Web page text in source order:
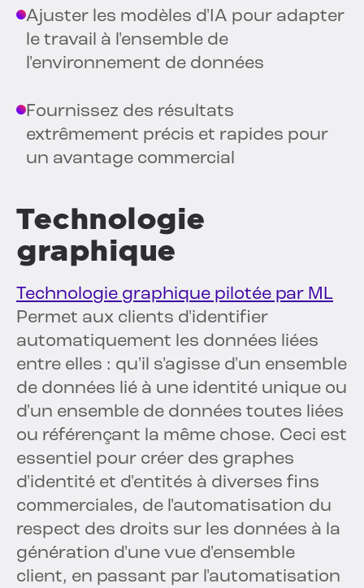
Ajuster les modèles d'IA pour adapter
le travail à l'ensemble de
l'environnement de données
Fournissez des résultats
extrêmement précis et rapides pour
un avantage commercial
Technologie
graphique
Technologie graphique pilotée par ML
Permet aux clients d'identifier
automatiquement les données liées
entre elles : qu'il s'agisse d'un ensemble
de données lié à une identité unique ou
d'un ensemble de données toutes liées
ou référençant la même chose. Ceci est
essentiel pour créer des graphes
d'identité et d'entités à diverses fins
commerciales, de l'automatisation du
respect des droits sur les données à la
génération d'une vue d'ensemble
client, en passant par l'automatisation